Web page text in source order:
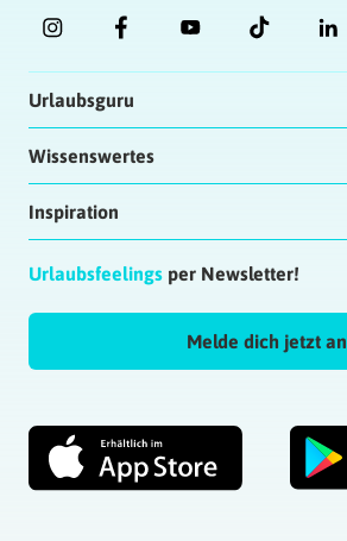
Urlaubsguru
Wissenswertes
Inspiration
Urlaubsfeelings per Newsletter!
Melde dich jetzt an